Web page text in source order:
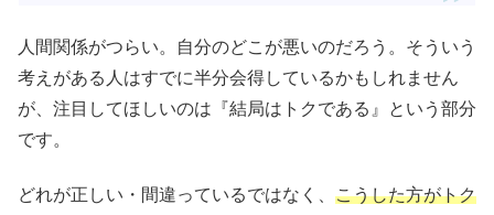
人間関係がつらい。自分のどこが悪いのだろう。そういう
考えがある人はすでに半分会得しているかもしれません
が、注目してほしいのは『結局はトクである』という部分
です。
どれが正しい・間違っているではなく、 こうした方がトク